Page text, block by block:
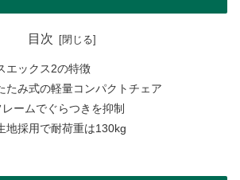
目次
エックス2の特徴
たみ式の軽量コンパクトチェア
ームでぐらつきを抑制
地採用で耐荷重は130kg